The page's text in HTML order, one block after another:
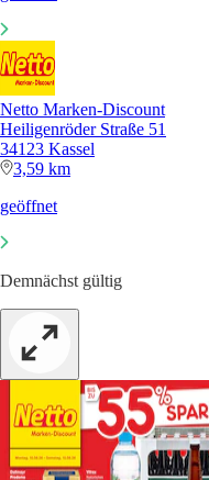
Netto Marken-Discount
Heiligenröder Straße 51
34123 Kassel
3,59 km
geöffnet
Demnächst gültig